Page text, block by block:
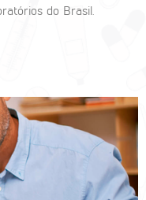
do Brasil.